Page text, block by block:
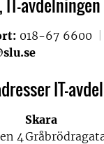
018-67 6600
IT-
4
Skara